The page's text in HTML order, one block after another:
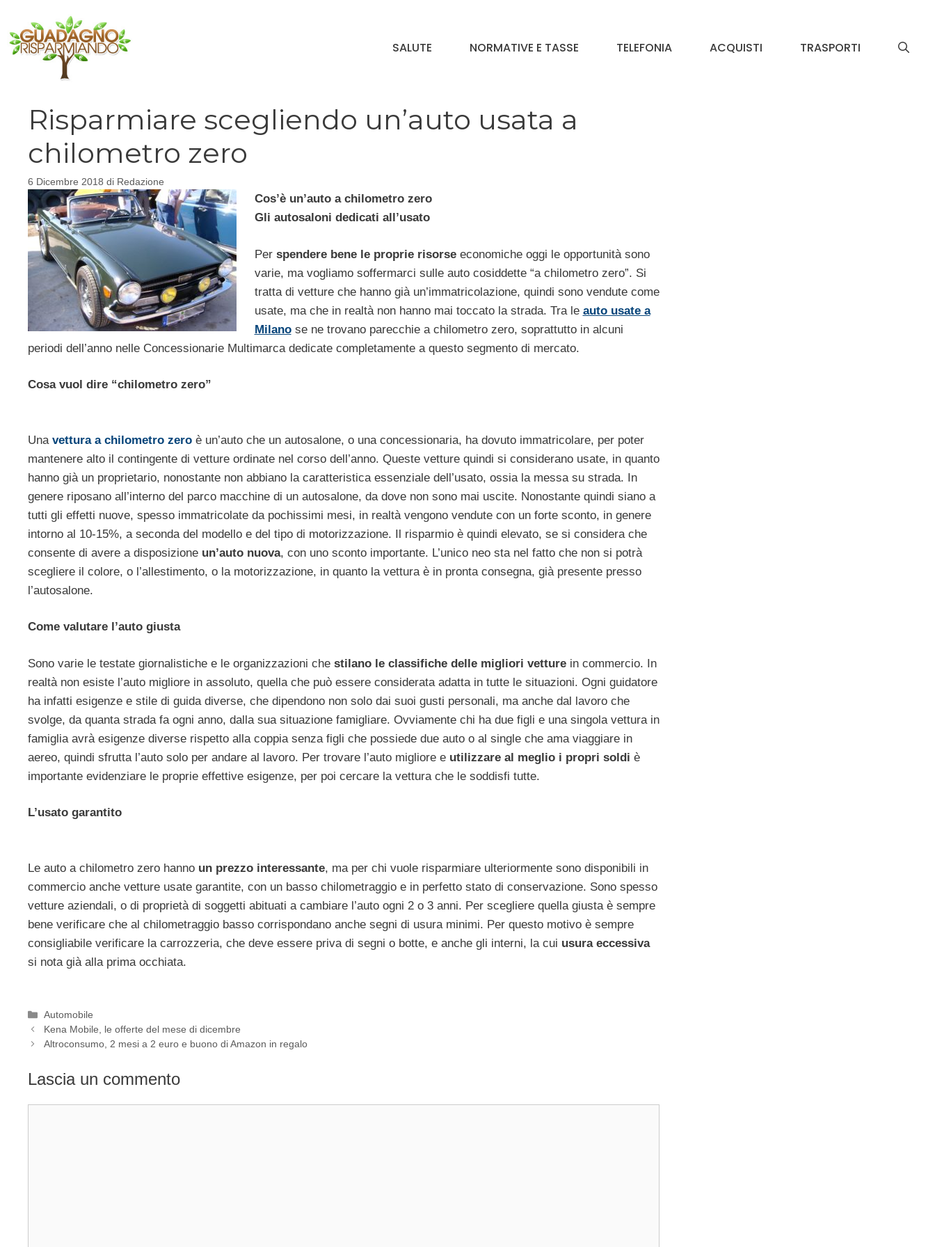
contenuto
SALUTE NORMATIVE E TASSE TELEFONIA ACQUISTI TRASPORTI
Risparmiare scegliendo un’auto usata a
chilometro zero
6 Dicembre 2018 di Redazione
Cos’è un’auto a chilometro zero
Gli autosaloni dedicati all’usato
Per spendere bene le proprie risorseeconomiche oggi le opportunità sono
varie, ma vogliamo soffermarci sulle auto cosiddette “a chilometro zero”. Si
tratta di vetture che hanno già un’immatricolazione, quindi sono vendute come
usate, ma che in realtà non hanno mai toccato la strada. Tra le auto usate a
Milanose ne trovano parecchie a chilometro zero, soprattutto in alcuni
periodi dell’anno nelle Concessionarie Multimarca dedicate completamente a questo segmento di mercato.
Cosa vuol dire “chilometro zero”
Una vettura a chilometro zero è un’auto che un autosalone, o una concessionaria, ha dovuto immatricolare, per poter
mantenere alto il contingente di vetture ordinate nel corso dell’anno. Queste vetture quindi si considerano usate, in quanto
hanno già un proprietario, nonostante non abbiano la caratteristica essenziale dell’usato, ossia la messa su strada. In
genere riposano all’interno del parco macchine di un autosalone, da dove non sono mai uscite. Nonostante quindi siano a
tutti gli effetti nuove, spesso immatricolate da pochissimi mesi, in realtà vengono vendute con un forte sconto, in genere
intorno al 10-15%, a seconda del modello e del tipo di motorizzazione. Il risparmio è quindi elevato, se si considera che
consente di avere a disposizione un’auto nuova, con uno sconto importante. L’unico neo sta nel fatto che non si potrà
scegliere il colore, o l’allestimento, o la motorizzazione, in quanto la vettura è in pronta consegna, già presente presso
l’autosalone.
Come valutare l’auto giusta
Sono varie le testate giornalistiche e le organizzazioni che stilano le classifiche delle migliori vetture in commercio. In
realtà non esiste l’auto migliore in assoluto, quella che può essere considerata adatta in tutte le situazioni. Ogni guidatore
ha infatti esigenze e stile di guida diverse, che dipendono non solo dai suoi gusti personali, ma anche dal lavoro che
svolge, da quanta strada fa ogni anno, dalla sua situazione famigliare. Ovviamente chi ha due figli e una singola vettura in
famiglia avrà esigenze diverse rispetto alla coppia senza figli che possiede due auto o al single che ama viaggiare in
aereo, quindi sfrutta l’auto solo per andare al lavoro. Per trovare l’auto migliore e utilizzare al meglio i propri soldi è
importante evidenziare le proprie effettive esigenze, per poi cercare la vettura che le soddisfi tutte.
L’usato garantito
Le auto a chilometro zero hanno un prezzo interessante, ma per chi vuole risparmiare ulteriormente sono disponibili in
commercio anche vetture usate garantite, con un basso chilometraggio e in perfetto stato di conservazione. Sono spesso
vetture aziendali, o di proprietà di soggetti abituati a cambiare l’auto ogni 2 o 3 anni. Per scegliere quella giusta è sempre
bene verificare che al chilometraggio basso corrispondano anche segni di usura minimi. Per questo motivo è sempre
consigliabile verificare la carrozzeria, che deve essere priva di segni o botte, e anche gli interni, la cui usura eccessiva
si nota già alla prima occhiata.
Categorie
Automobile
Kena Mobile, le offerte del mese di dicembre
Altroconsumo, 2 mesi a 2 euro e buono di Amazon in regalo
Lascia un commento